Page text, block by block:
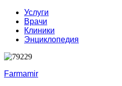
Услуги
Врачи
Клиники
Энциклопедия
Farmamir